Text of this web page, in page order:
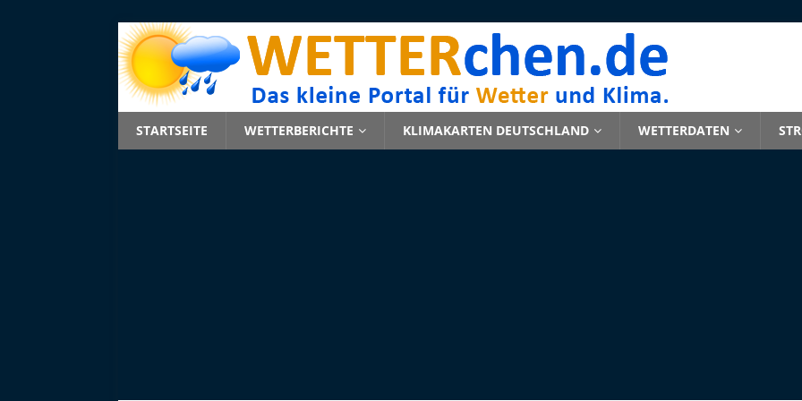
STARTSEITE WETTERBERICHTE KLIMAKARTEN DEUTSCHLAND WETTERDATEN